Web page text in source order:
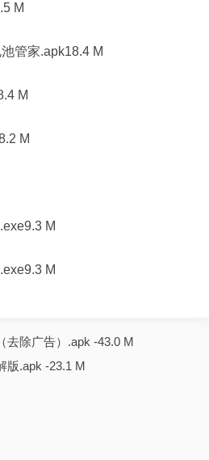
M
管家.apk18.4 M
M
M
M
M
去除广告）.apk -43.0 M
版.apk -23.1 M